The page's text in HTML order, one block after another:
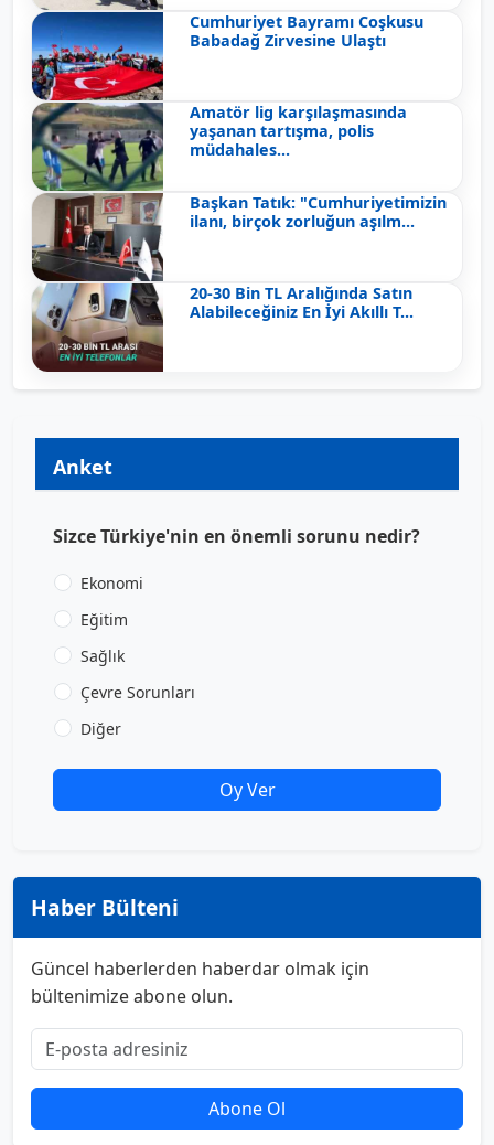
Cumhuriyet Bayramı Coşkusu
Babadağ Zirvesine Ulaştı
Amatör lig karşılaşmasında
yaşanan tartışma, polis
müdahales...
Başkan Tatık: "Cumhuriyetimizin
ilanı, birçok zorluğun aşılm...
20-30 Bin TL Aralığında Satın
Alabileceğiniz En İyi Akıllı T...
Anket
Sizce Türkiye'nin en önemli sorunu nedir?
Ekonomi
Eğitim
Sağlık
Çevre Sorunları
Diğer
Oy Ver
Haber Bülteni
Güncel haberlerden haberdar olmak için
bültenimize abone olun.
Abone Ol